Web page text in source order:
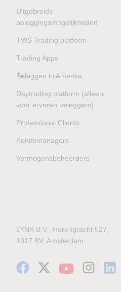
Uitgebreide
beleggingsmogelijkheden
TWS Trading platform
Trading Apps
Beleggen in Amerika
Daytrading platform (alleen
voor ervaren beleggers)
Professional Clients
Fondsmanagers
Vermogensbeheerders
LYNX B.V., Herengracht 527,
1017 BV, Amsterdam